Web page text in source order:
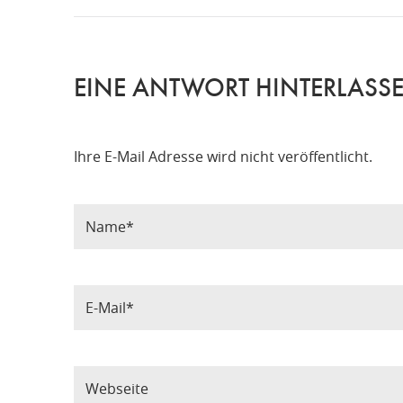
EINE ANTWORT
Ihre E-Mail Adresse wird nicht veröffentlicht.